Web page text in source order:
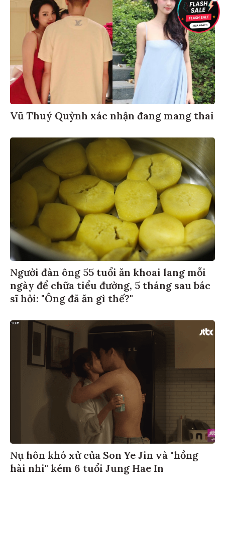
Vũ Thuý Quỳnh xác nhận đang mang thai
Người đàn ông 55 tuổi ăn khoai lang mỗi
ngày để chữa tiểu đường, 5 tháng sau bác
sĩ hỏi: "Ông đã ăn gì thế?"
Nụ hôn khó xử của Son Ye Jin và "hồng
hài nhi" kém 6 tuổi Jung Hae In